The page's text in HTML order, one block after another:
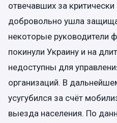
отвечавших за
добровольно ушла
некоторые руководители
покинули Украину и на
недоступны для
организаций. В
усугубился за счёт
выезда населения. По